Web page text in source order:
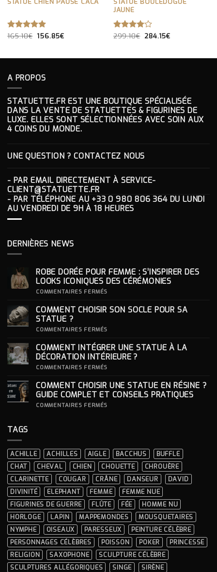
NOTE5.00
165.10€ LE
165.10€.
156.85€LE
156.85€.
JAUNE
NOTE
299.10€ LE
299.10€.
284.15€LE
284.15€.
A PROPOS
STATUETTE.FR EST UNE BOUTIQUE SPÉCIALISÉE
DANS LA VENTE DE STATUETTES & FIGURINES DE
LUXE. ELLES SONT SÉLECTIONNÉES AVEC SOIN AUX
4 COINS DU MONDE.
UNE QUESTION ? CONTACTEZ NOUS
- PAR EMAIL DIRECTEMENT À SERVICE-
CLIENT@STATUETTE.FR
- PAR TÉLÉPHONE AU +33 0 980 806 364DU LUNDI
AU VENDREDI DE 9H À 18 HEURES
DERNIÈRES NEWS
ROBE DORÉE POUR FEMME : S’INSPIRER DES
LOOKS ICONIQUES DES CÉRÉMONIES
COMMENTAIRES FERMÉS
POUR
ICONIQUES
DES
CÉRÉMONIES
COMMENT CHOISIR SON SOCLE POUR SA
STATUE ?
COMMENTAIRES FERMÉS
SON
SOCLE
POUR
COMMENT INTÉGRER UNE STATUE À LA
DÉCORATION INTÉRIEURE ?
COMMENTAIRES FERMÉS
UNE
STATUE
À
COMMENT CHOISIR UNE STATUE EN RÉSINE ?
GUIDE COMPLET ET CONSEILS PRATIQUES
COMMENTAIRES FERMÉS
?
GUIDE
COMPLET
ET
CONSEILS
PRATIQUES
TAGS
ACHILLE ACHILLES AIGLE BACCHUS
BUFFLE
CHAT
CHEVAL CHIEN CHOUETTE
CHROUÈRE
CLARINETTE
COUGAR CRÂNE DANSEUR
DAVID
DIVINITÉ
ELEPHANT FEMME
FEMME NUE
FIGURINES DE GUERRE
FLÛTE FÉE
HOMME NU
HORLOGE
LAPIN MAPPEMONDES
MOUSQUETAIRES
NYMPHE
OISEAUX PARESSEUX
PEINTURE CÉLÈBRE
PERSONNAGES CÉLÈBRES
POISSON POKER
PRINCESSE
RELIGION
SAXOPHONE
SCULPTURE CÉLÈBRE
SCULPTURES ALLÉGORIQUES
SINGE SIRÈNE